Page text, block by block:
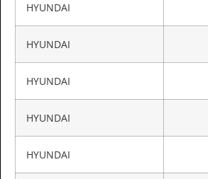
HYUNDAI
HYUNDAI
HYUNDAI
HYUNDAI
HYUNDAI